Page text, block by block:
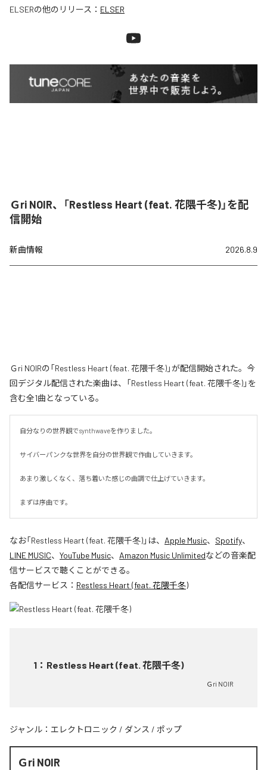
ELSERの他のリリース： ELSER
Ｇri NOIR、「Restless Heart (feat. 花隈千冬)」を配
信開始
新曲情報 2026.8.9
Ｇri NOIRの「Restless Heart (feat. 花隈千冬)」が配信開始された。今
回デジタル配信された楽曲は、「Restless Heart (feat. 花隈千冬)」を
含む全1曲となっている。
自分なりの世界観でsynthwaveを作りました。
サイバーパンクな世界を自分の世界観で作曲していきます。
あまり激しくなく、落ち着いた感じの曲調で仕上げていきます。
まずは序曲です。
なお「Restless Heart (feat. 花隈千冬)」は、 Apple Music、 Spotify、
LINE MUSIC、 YouTube Music、 Amazon Music Unlimitedなどの音楽配
信サービスで聴くことができる。
各配信サービス： Restless Heart (feat. 花隈千冬)
1 ： Restless Heart (feat. 花隈千冬)
Ｇri NOIR
ジャンル： エレクトロニック / ダンス / ポップ
Ｇri NOIR